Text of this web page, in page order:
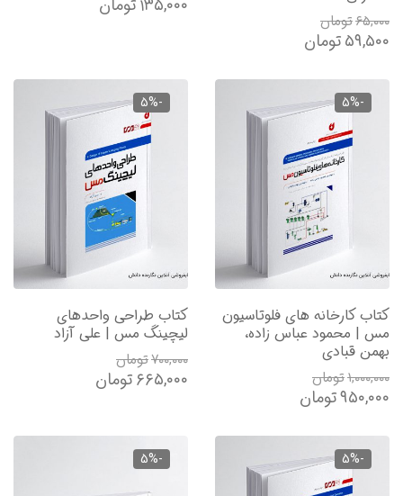
۶۵,۰۰۰تومان
۵۹,۵۰۰تومان
۱۳۵,۰۰۰تومان
-5%
کتاب کارخانه های فلوتاسیون
مس | محمود عباس زاده،
بهمن قبادی
۱,۰۰۰,۰۰۰تومان
۹۵۰,۰۰۰تومان
-5%
کتاب طراحی واحدهای
لیچینگ مس | علی آزاد
۷۰۰,۰۰۰تومان
۶۶۵,۰۰۰تومان
-5%
-5%